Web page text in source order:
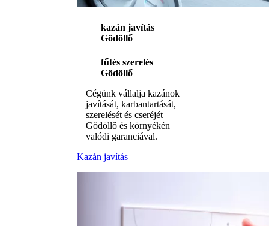
kazán javítás
Gödöllő
fűtés szerelés
Gödöllő
Cégünk vállalja kazánok
javítását, karbantartását,
szerelését és cseréjét
Gödöllő és környékén
valódi garanciával.
Kazán javítás